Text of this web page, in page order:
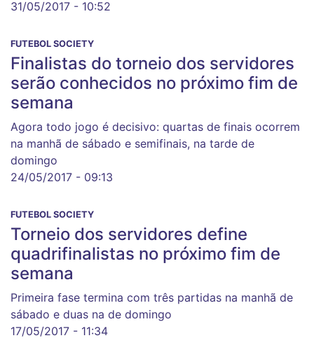
31/05/2017 - 10:52
FUTEBOL SOCIETY
Finalistas do torneio dos servidores
serão conhecidos no próximo fim de
semana
Agora todo jogo é decisivo: quartas de finais ocorrem
na manhã de sábado e semifinais, na tarde de
domingo
24/05/2017 - 09:13
FUTEBOL SOCIETY
Torneio dos servidores define
quadrifinalistas no próximo fim de
semana
Primeira fase termina com três partidas na manhã de
sábado e duas na de domingo
17/05/2017 - 11:34